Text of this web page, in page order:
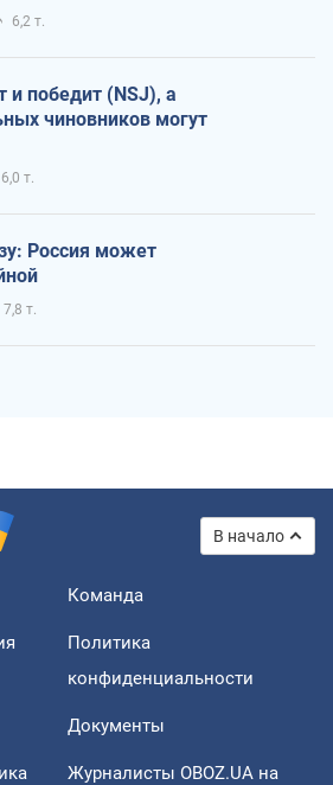
6,2 т.
и победит (NSJ), а
чиновников могут
6,0 т.
Россия может
7,8 т.
В начало
Команда
Политика
конфиденциальности
Документы
Журналисты OBOZ.UA на